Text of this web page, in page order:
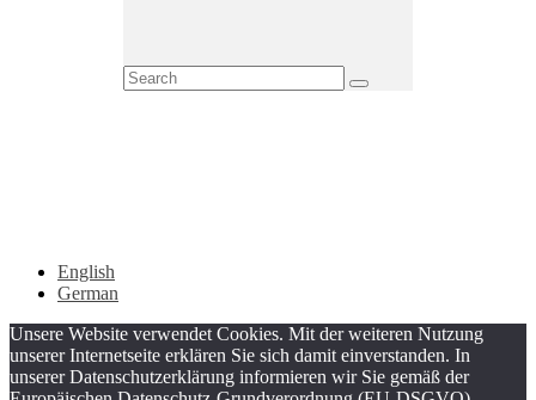
English
German
Unsere Website verwendet Cookies. Mit der weiteren Nutzung
unserer Internetseite erklären Sie sich damit einverstanden. In
unserer Datenschutzerklärung informieren wir Sie gemäß der